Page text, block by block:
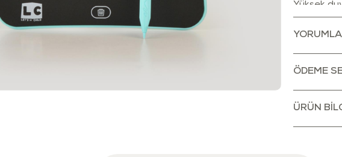
Yüksek
Gözleri
ÖDEME
ÜRÜN